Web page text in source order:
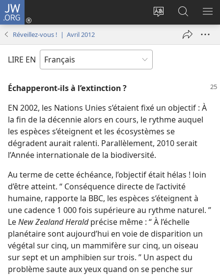
JW.ORG
Changer
langue
Se
connecter
nouvelle
sur
JW.ORG
Réveillez-vous ! | Avril 2012
LIRE EN
Échapperont-​ils à l’extinction ?
EN 2002, les Nations Unies s’étaient fixé un objectif : À
la fin de la décennie alors en cours, le rythme auquel
les espèces s’éteignent et les écosystèmes se
dégradent aurait ralenti. Parallèlement, 2010 serait
l’Année internationale de la biodiversité.
Au terme de cette échéance, l’objectif était hélas ! loin
d’être atteint. “ Conséquence directe de l’activité
humaine, rapporte la BBC, les espèces s’éteignent à
une cadence 1 000 fois supérieure au rythme naturel. ”
LeNew Zealand Heraldprécise même : “ À l’échelle
planétaire sont aujourd’hui en voie de disparition un
végétal sur cinq, un mammifère sur cinq, un oiseau
sur sept et un amphibien sur trois. ” Un aspect du
problème saute aux yeux quand on se penche sur